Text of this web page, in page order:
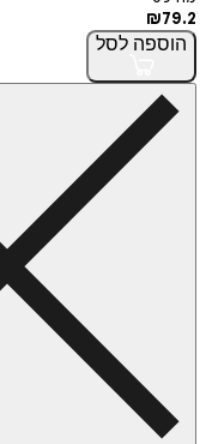
₪79.2
הוספה לסל